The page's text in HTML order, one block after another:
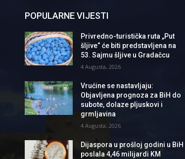
POPULARNE VIJESTI
Privredno-turistička ruta „Put
šljive“ će biti predstavljena na
53. Sajmu šljive u Gradačcu
4 Augusta, 2026
Vrućine se nastavljaju:
Objavljena prognoza za BiH do
subote, dolaze pljuskovi i
grmljavina
4 Augusta, 2026
Dijaspora u prošloj godini u BiH
poslala 4,46 milijardi KM